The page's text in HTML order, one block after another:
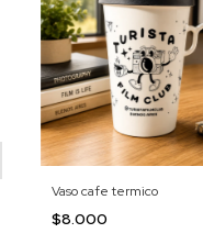
Vaso cafe termico
$8.000